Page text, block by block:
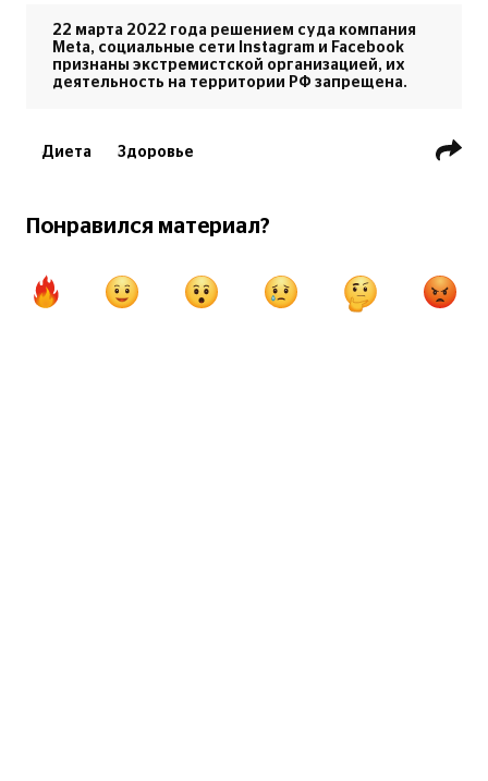
22 марта 2022 года решением суда компания
Meta, социальные сети Instagram и Facebook
признаны экстремистской организацией, их
деятельность на территории РФ запрещена.
Диета Здоровье
Понравился материал?